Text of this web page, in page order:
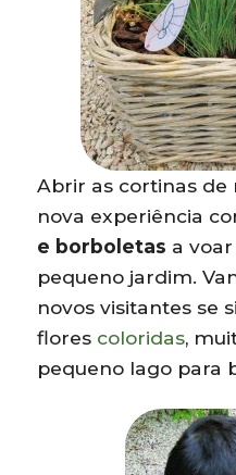
Abrir as cortinas de
nova experiência
e borboletas a
pequeno jardim.
novos visitantes se
flores coloridas,
pequeno lago para